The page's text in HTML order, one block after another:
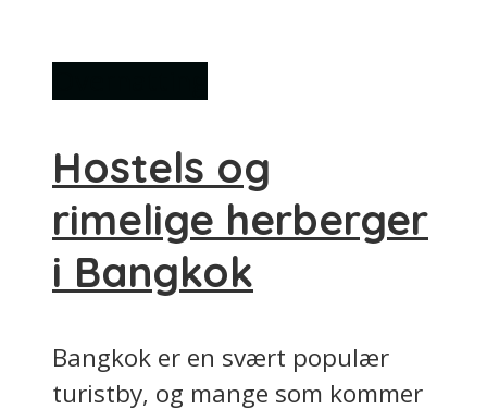
Hostels og
rimelige herberger
i Bangkok
Bangkok er en svært populær
turistby, og mange som kommer